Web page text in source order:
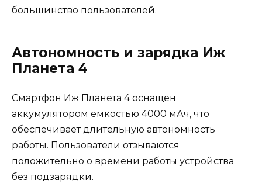
большинство пользователей.
Автономность и зарядка Иж
Планета 4
Смартфон Иж Планета 4 оснащен
аккумулятором емкостью 4000 мАч, что
обеспечивает длительную автономность
работы. Пользователи отзываются
положительно о времени работы устройства
без подзарядки.